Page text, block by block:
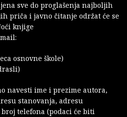
sve do proglašenja najboljih
priča i javno čitanje održat će se
knjige
osnovne škole)
navesti ime i prezime autora,
stanovanja, adresu
telefona (podaci će biti